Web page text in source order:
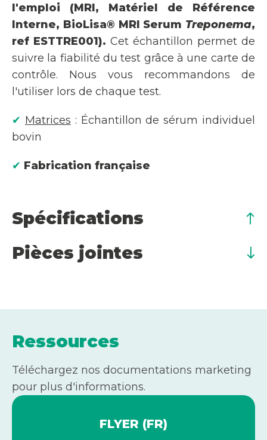
l'emploi (MRI, Matériel de Référence
Interne, BioLisa® MRI Serum Treponema,
ref ESTTRE001). Cet échantillon permet de
suivre la fiabilité du test grâce à une carte de
contrôle. Nous vous recommandons de
l'utiliser lors de chaque test.
✔ Matrices : Échantillon de sérum individuel
bovin
✔ Fabrication française
Spécifications
Pièces jointes
Ressources
Téléchargez nos documentations marketing
pour plus d'informations.
FLYER (FR)